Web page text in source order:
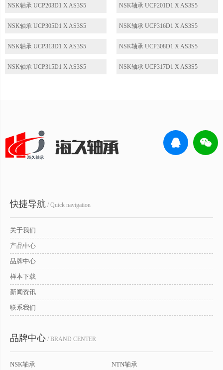
NSK轴承 UCP203D1 X AS3S5 NSK轴承 UCP201D1 X AS3S5
NSK轴承 UCP305D1 X AS3S5 NSK轴承 UCP316D1 X AS3S5
NSK轴承 UCP313D1 X AS3S5 NSK轴承 UCP308D1 X AS3S5
NSK轴承 UCP315D1 X AS3S5 NSK轴承 UCP317D1 X AS3S5
快捷导航 / Quick navigation
关于我们
产品中心
品牌中心
样本下载
新闻资讯
联系我们
品牌中心 / BRAND CENTER
NSK轴承 NTN轴承